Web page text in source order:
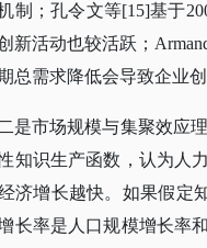
制；孔令文等[15]基于
新活动也较活跃；
总需求降低会导致企业
二是市场规模与集聚效应
知识生产函数，认为人
济增长越快。如果假定
长率是人口规模增长率